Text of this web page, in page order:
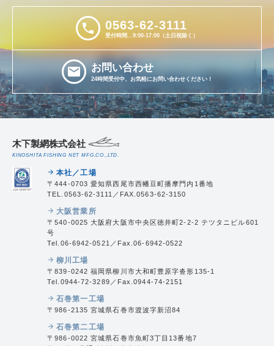
phone 0563-62-3111
受付時間...9:00-17:00（土日祝除く）
email お問い合わせ
24時間受付中、お気軽にお問い合わせください！
木下製網株式会社
KINOSHITA FISHING NET MFG.CO.,LTD.
arrow_forward 本社／工場
〒444-0703 愛知県西尾市西幡豆町播摩門内1番地
TEL.0563-62-3111／FAX.0563-62-3150
arrow_forward 大阪営業所
〒540-0025 大阪府大阪市中央区徳井町2-2-2 テツタニビル601
号
Tel.06-6942-0521／Fax.06-6942-0522
arrow_forward 柳川工場
〒839-0242 福岡県柳川市大和町豊原字沓形135-1
Tel.0944-72-3289／Fax.0944-74-2151
arrow_forward 石巻第一工場
〒986-2135 宮城県石巻市渡波字新沼84
arrow_forward 石巻第二工場
〒986-0022 宮城県石巻市魚町3丁目13番地7